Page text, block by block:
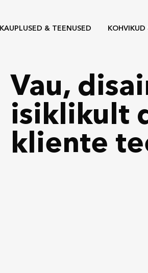
KAUPLUSED & TEENUSED
Vau,
isiklikult
kliente